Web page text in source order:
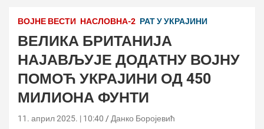
ВОЈНЕ ВЕСТИ НАСЛОВНА-2 РАТ У УКРАЈИНИ
ВЕЛИКА БРИТАНИЈА
НАЈАВЉУЈЕ ДОДАТНУ ВОЈНУ
ПОМОЋ УКРАЈИНИ ОД 450
МИЛИОНА ФУНТИ
11. април 2025. | 10:40 Данко Боројевић